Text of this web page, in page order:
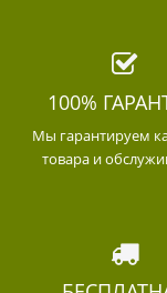
100%
Мы гарантируем
товара и